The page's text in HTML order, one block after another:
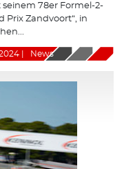
78er Formel-2-
Prix Zandvoort“, in
News